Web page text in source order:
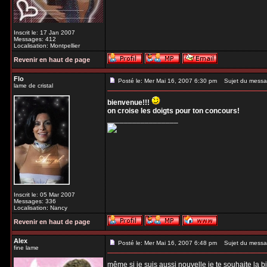
Inscrit le: 17 Jan 2007
Messages: 412
Localisation: Montpellier
Revenir en haut de page
Flo
lame de cristal
Inscrit le: 05 Mar 2007
Messages: 336
Localisation: Nancy
Posté le: Mer Mai 16, 2007 6:30 pm Sujet du
bienvenue!!!
on croise les doigts pour ton concours!
_________________
Revenir en haut de page
Alex
fine lame
Posté le: Mer Mai 16, 2007 6:48 pm Sujet du
même si je suis aussi nouvelle je te souhaite la